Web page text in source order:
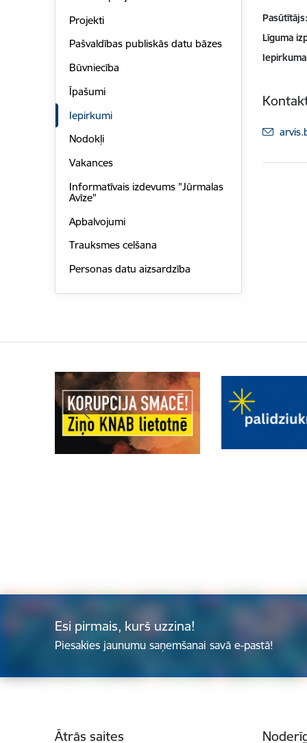
Projekti
Pašvaldības publiskās datu bāzes
Būvniecība
Īpašumi
Iepirkumi
Nodokļi
Vakances
Informatīvais izdevums "Jūrmalas
Avīze"
Apbalvojumi
Trauksmes celšana
Personas datu aizsardzība
Pasūtītājs
Līguma
E-
Esi pirmais, kurš uzzina!
Piesakies jaunumu saņemšanai savā e-pastā!
Ātrās saites